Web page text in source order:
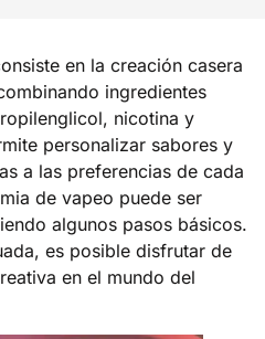
en la creación casera
ingredientes
nicotina y
personalizar sabores y
a las preferencias de cada
de vapeo puede ser
algunos pasos básicos.
es posible disfrutar de
en el mundo del